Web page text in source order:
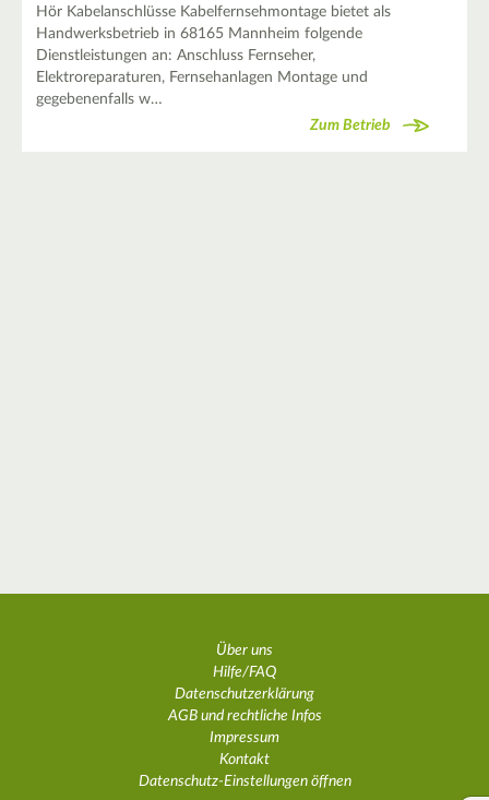
Hör Kabelanschlüsse Kabelfernsehmontage bietet als
Handwerksbetrieb in 68165 Mannheim folgende
Dienstleistungen an: Anschluss Fernseher,
Elektroreparaturen, Fernsehanlagen Montage und
gegebenenfalls w…
Zum Betrieb
Über uns
Hilfe/FAQ
Datenschutzerklärung
AGB und rechtliche Infos
Impressum
Kontakt
Datenschutz-Einstellungen öffnen